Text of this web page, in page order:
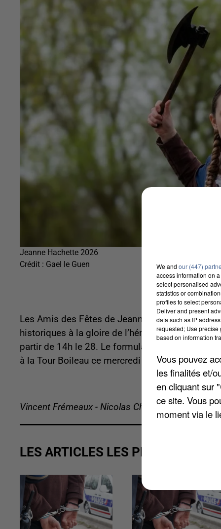
Jeanne Hachette 2026
Crédit : Gael le Guen
Les Amis des Fêtes de Jeanne Hachette
historiques à la gloire de l’héroïne médiévale
partir de 14h le 28. Le formulaire d’inscription
à la Tour Boileau ce mercredi 17 juin de 10h à
Vincent Frémeaux - Nicolas Chacun
LES ARTICLES LES PLUS VUS
We and our (447)
access information on
select personalised
statistics or
profiles to select
Deliver and present
data such as IP
requested; Use precise
based on information
Vous pouvez
les finalités et/
en cliquant sur
ce site. Vous
moment via le